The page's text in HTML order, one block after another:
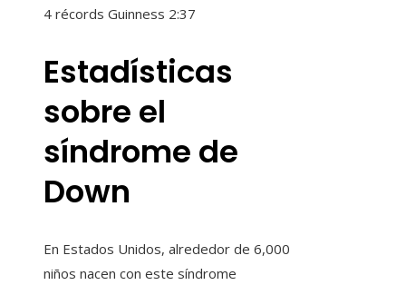
4 récords Guinness 2:37
Estadísticas
sobre el
síndrome de
Down
En Estados Unidos, alrededor de 6,000
niños nacen con este síndrome